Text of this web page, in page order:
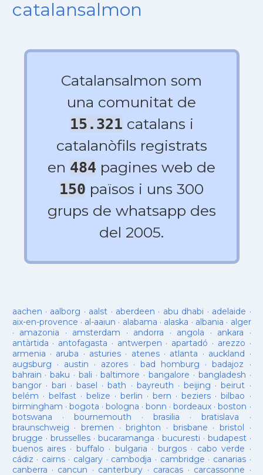
catalansalmon
Catalansalmon som
una comunitat de
15.321 catalans i
catalanòfils registrats
en 484 pagines web de
150 països i uns 300
grups de whatsapp des
del 2005.
aachen · aalborg · aalst · aberdeen · abu dhabi · adelaide ·
aix-en-provence · al-aaiun · alabama · alaska · albania · alger
· amazonia · amsterdam · andorra · angola · ankara ·
antàrtida · antofagasta · antwerpen · apartadó · arezzo ·
armenia · aruba · asturies· atenes· atlanta · auckland ·
augsburg · austin · azores·bad homburg ·badajoz ·
bahrain ·baku · bali ·baltimore ·bangalore · bangladesh ·
bangor· bari ·basel ·bath · bayreuth ·beijing ·beirut ·
belém · belfast· belize · berlin ·bern ·beziers ·bilbao ·
birmingham · bogota · bologna ·bonn ·bordeaux ·boston ·
botswana · bournemouth ·brasilia ·bratislava ·
braunschweig · bremen ·brighton · brisbane · bristol ·
brugge · brusselles· bucaramanga · bucuresti · budapest·
buenos aires· buffalo · bulgaria · burgos· cabo verde ·
cádiz · cairns· calgary · cambodja · cambridge · canarias·
canberra · cancun · canterbury · caracas · carcassonne ·